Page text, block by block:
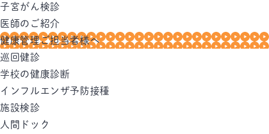
子宮がん検診
医師のご紹介
健康管理ご担当者様へ
巡回健診
学校の健康診断
インフルエンザ予防接種
施設検診
人間ドック